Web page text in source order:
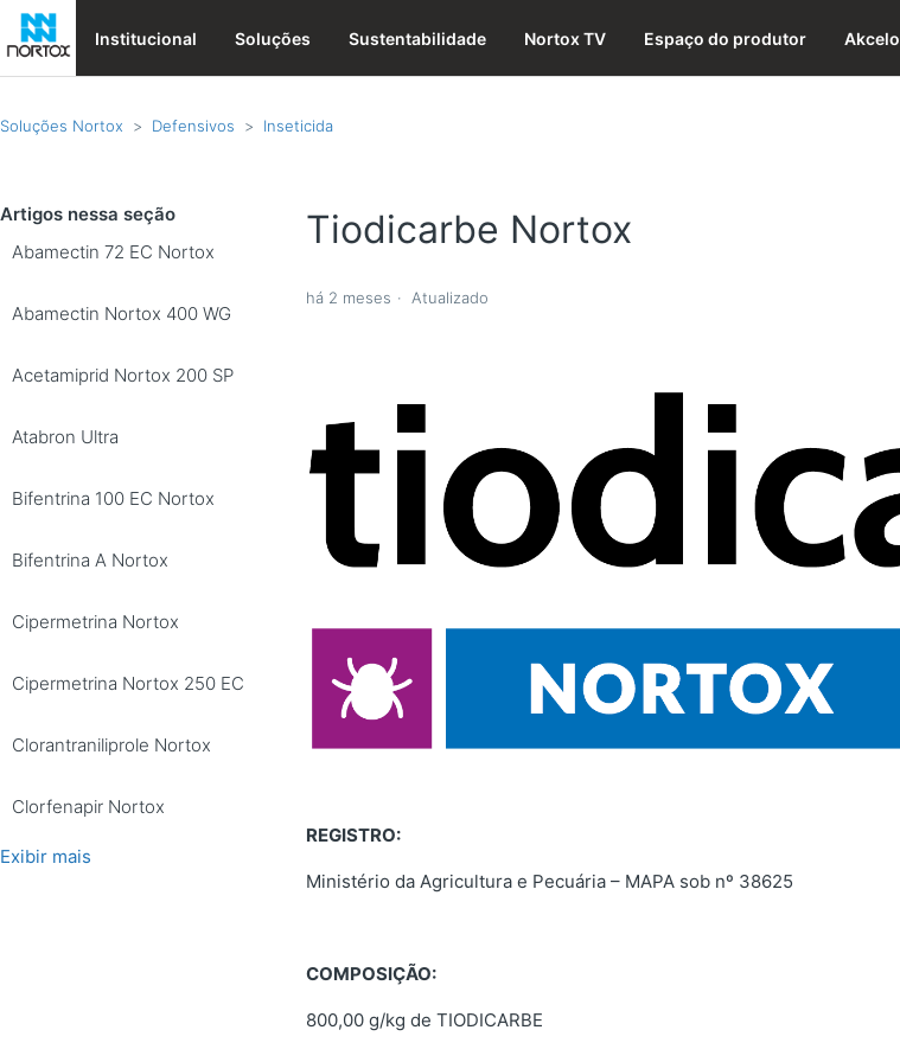
Institucional Soluções Sustentabilidade Nortox TV Espaço do produtor Akcelo
Soluções Nortox Defensivos Inseticida
Artigos nessa seção
Abamectin 72 EC Nortox
Abamectin Nortox 400 WG
Acetamiprid Nortox 200 SP
Atabron Ultra
Bifentrina 100 EC Nortox
Bifentrina A Nortox
Cipermetrina Nortox
Cipermetrina Nortox 250 EC
Clorantraniliprole Nortox
Clorfenapir Nortox
Exibir mais
Tiodicarbe Nortox
há 2 meses Atualizado
REGISTRO:
Ministério da Agricultura e Pecuária – MAPA sob nº 38625
COMPOSIÇÃO:
800,00 g/kg de TIODICARBE